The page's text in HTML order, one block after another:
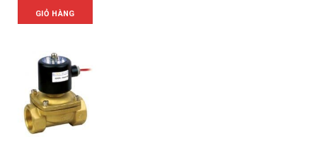
GIỎ HÀNG